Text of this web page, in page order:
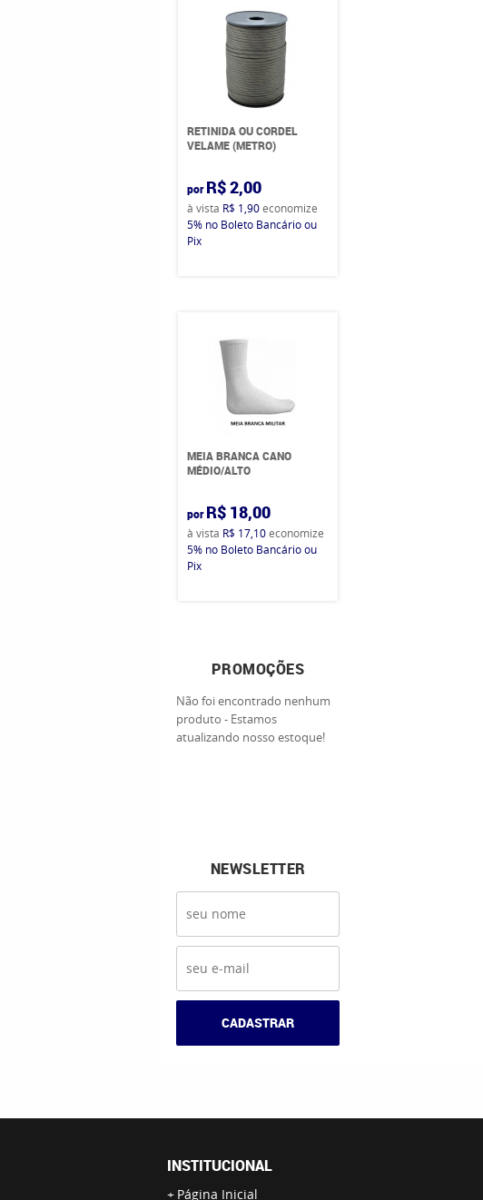
RETINIDA OU CORDEL
VELAME (METRO)
por R$ 2,00
à vista R$ 1,90economize
5% no Boleto Bancário ou
Pix
MEIA BRANCA CANO
MÉDIO/ALTO
por R$ 18,00
à vista R$ 17,10economize
5% no Boleto Bancário ou
Pix
PROMOÇÕES
Não foi encontrado nenhum
produto - Estamos
atualizando nosso estoque!
NEWSLETTER
CADASTRAR
INSTITUCIONAL
Página Inicial